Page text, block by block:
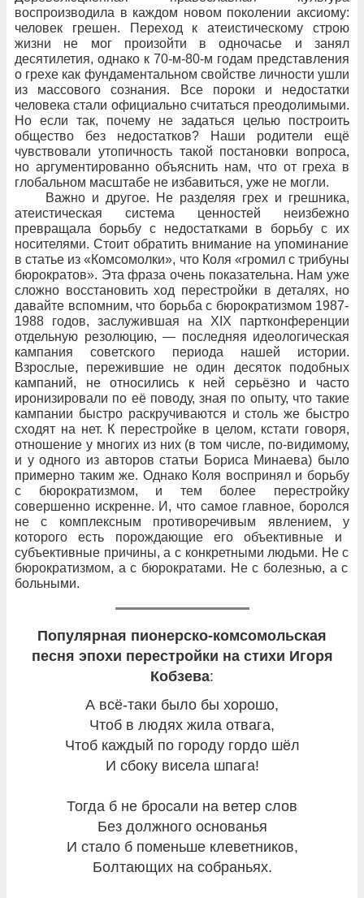
воспроизводила в каждом новом поколении аксиому:
человек грешен. Переход к
атеистическому строю
жизни не
мог произойти в одночасье и
занял
десятилетия, однако к 70-м-80-м годам представления
о грехе как фундаментальном свойстве личности ушли
из
массового сознания. Все пороки и
недостатки
человека стали официально считаться преодолимыми.
Но если так, почему не задаться целью построить
общество без
недостатков? Наши родители ещё
чувствовали утопичность такой постановки вопроса,
но аргументированно объяснить нам, что от греха в
глобальном масштабе не избавиться, уже не могли.
Важно и другое. Не разделяя грех и грешника,
атеистическая система ценностей неизбежно
превращала борьбу с
недостатками в борьбу с
их
носителями. Стоит обратить внимание на упоминание
в статье из «Комсомолки», что Коля «громил с трибуны
бюрократов». Эта фраза очень показательна. Нам уже
сложно восстановить ход перестройки в деталях, но
давайте вспомним, что борьба с бюрократизмом 1987-
1988
годов, заслужившая на
XIX партконференции
отдельную резолюцию, — последняя идеологическая
кампания советского периода нашей истории.
Взрослые, пережившие не
один десяток подобных
кампаний, не
относились к ней серьёзно и
часто
иронизировали по её поводу, зная по опыту, что такие
кампании быстро раскручиваются и столь же быстро
сходят на нет. К перестройке в целом, кстати говоря,
отношение у многих из них (в том числе, по-видимому,
и у одного из авторов статьи Бориса Минаева) было
примерно таким же. Однако Коля воспринял и борьбу
с
бюрократизмом, и тем
более перестройку
совершенно искренне. И, что самое главное, боролся
не
с
комплексным противоречивым явлением, у
которого есть порождающие его объективные и
субъективные причины, а с конкретными людьми. Не с
бюрократизмом, а с бюрократами. Не с болезнью, а с
больными.
Популярная пионерско-комсомольская
песня эпохи перестройки на стихи Игоря
Кобзева:
А всё-таки было бы хорошо,
Чтоб в людях жила отвага,
Чтоб каждый по городу гордо шёл
И сбоку висела шпага!
Тогда б не бросали на ветер слов
Без должного основанья
И стало б поменьше клеветников,
Болтающих на собраньях.